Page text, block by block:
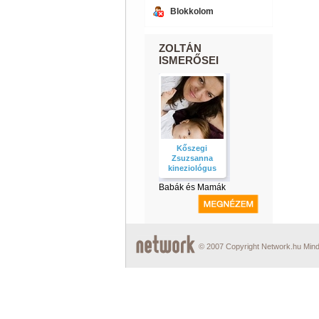
Blokkolom
ZOLTÁN
ISMERŐSEI
Kőszegi
Zsuzsanna
kineziológus
Babák és Mamák
© 2007 Copyright Network.hu